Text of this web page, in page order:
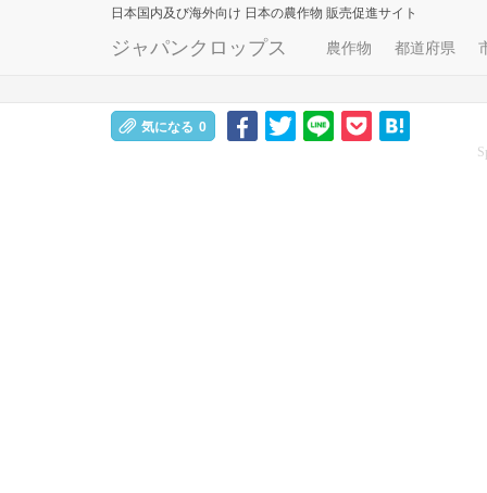
日本国内及び海外向け 日本の農作物 販売促進サイト
ジャパンクロップス 農作物 都道府県
気になる 0